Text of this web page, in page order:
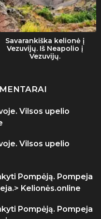
Savarankiška kelionė į
Vezuvijų. Iš Neapolio į
Vezuvijų.
Vilsos upelio
Vilsos upelio
Pompėją. Pompeja
Kelionės.online
Pompėją. Pompeja